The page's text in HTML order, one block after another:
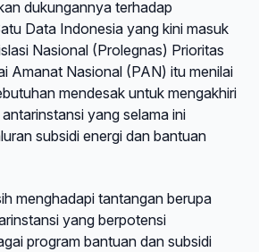
dukungannya terhadap
Data Indonesia yang kini masuk
Nasional (Prolegnas) Prioritas
Amanat Nasional (PAN) itu menilai
mendesak untuk mengakhiri
yang selama ini
subsidi energi dan bantuan
menghadapi tantangan berupa
yang berpotensi
program bantuan dan subsidi